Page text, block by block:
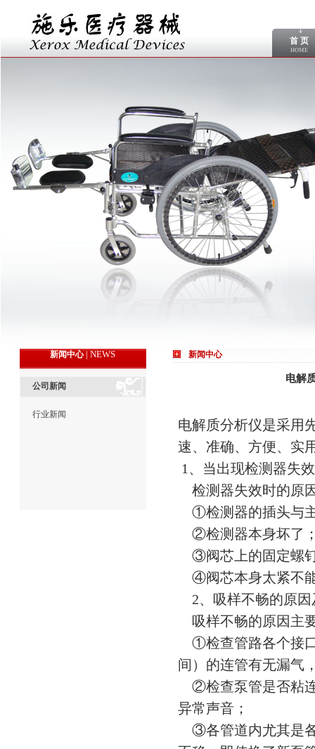
首 页
HOME
新闻中心| NEWS
公司新闻
行业新闻
新闻中心
电解
电解质分析仪是采用
速、准确、方便、实
1、当出现检测器失
检测器失效时的原
①检测器的插头与
②检测器本身坏了
③阀芯上的固定螺
④阀芯本身太紧不
2、吸样不畅的原因
吸样不畅的原因主
①检查管路各个接
间）的连管有无漏气
②检查泵管是否粘
异常声音；
③各管道内尤其是